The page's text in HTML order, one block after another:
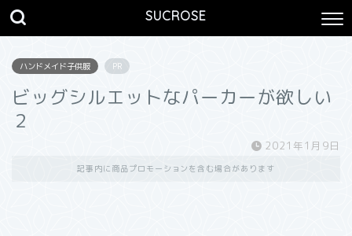
SUCROSE
ハンドメイド子供服 PR
ビッグシルエットなパーカーが欲しい
２
2021年1月9日
記事内に商品プロモーションを含む場合があります